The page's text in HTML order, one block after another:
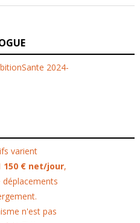
varient
150 € net/jour,
n'est pas